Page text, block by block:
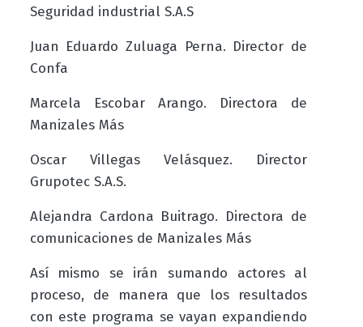
Seguridad industrial S.A.S
Juan Eduardo Zuluaga Perna. Director de
Confa
Marcela Escobar Arango. Directora de
Manizales Más
Oscar Villegas Velásquez. Director
Grupotec S.A.S.
Alejandra Cardona Buitrago. Directora de
comunicaciones de Manizales Más
Así mismo se irán sumando actores al
proceso, de manera que los resultados
con este programa se vayan expandiendo